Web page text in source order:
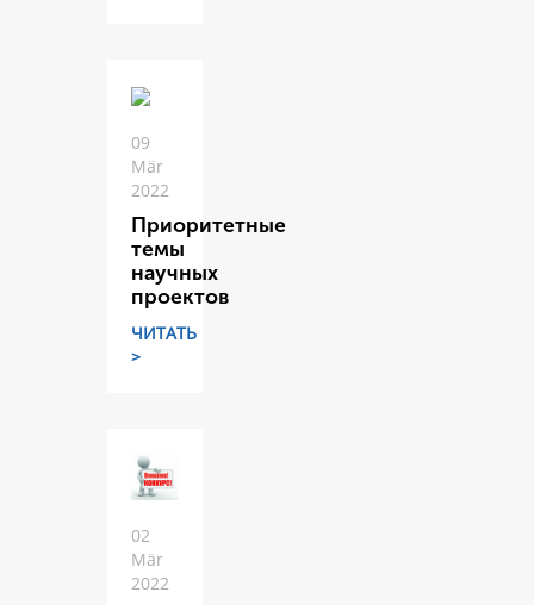
09
Mär
2022
Приоритетные
темы
научных
проектов
ЧИТАТЬ
>
02
Mär
2022